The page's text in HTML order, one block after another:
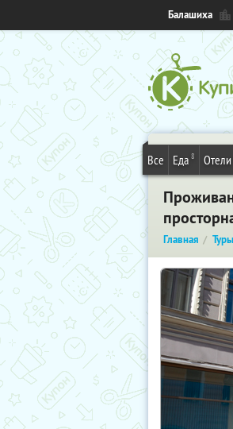
Балашиха
Все Еда 8 Отели
Главная Туры